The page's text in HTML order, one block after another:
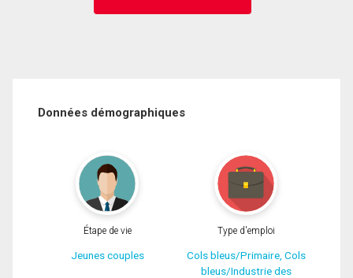
Données démographiques
Étape de vie
Jeunes couples
Type d'emploi
Cols bleus/Primaire, Cols
bleus/Industrie des